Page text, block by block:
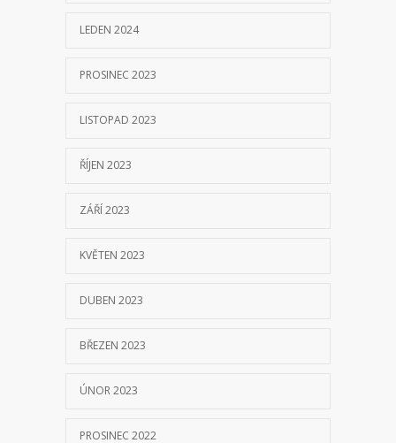
LEDEN 2024
PROSINEC 2023
LISTOPAD 2023
ŘÍJEN 2023
ZÁŘÍ 2023
KVĚTEN 2023
DUBEN 2023
BŘEZEN 2023
ÚNOR 2023
PROSINEC 2022